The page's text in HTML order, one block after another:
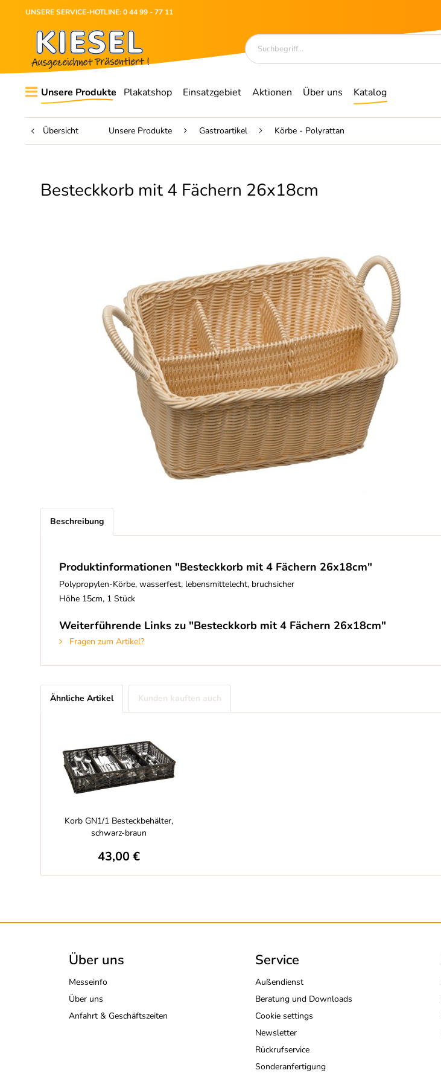
UNSERE SERVICE-HOTLINE: 0 44 99 - 77 11
Unsere Produkte Plakatshop Einsatzgebiet Aktionen Über uns Katalog
Übersicht Unsere Produkte Gastroartikel Körbe - Polyrattan
Besteckkorb mit 4 Fächern 26x18cm
Beschreibung
Produktinformationen "Besteckkorb mit 4 Fächern 26x18cm"
Polypropylen-Körbe, wasserfest, lebensmittelecht, bruchsicher
Höhe 15cm, 1 Stück
Weiterführende Links zu "Besteckkorb mit 4 Fächern 26x18cm"
Fragen zum Artikel?
Ähnliche Artikel Kunden kauften auch
Korb GN1/1 Besteckbehälter,
schwarz-braun
43,00 €
Über uns
Messeinfo
Über uns
Anfahrt & Geschäftszeiten
Service
Außendienst
Beratung und Downloads
Cookie settings
Newsletter
Rückrufservice
Sonderanfertigung